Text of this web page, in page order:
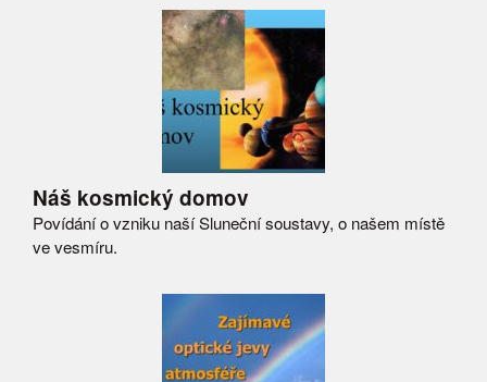
Náš kosmický domov
Povídání o vzniku naší Sluneční soustavy, o našem místě
ve vesmíru.